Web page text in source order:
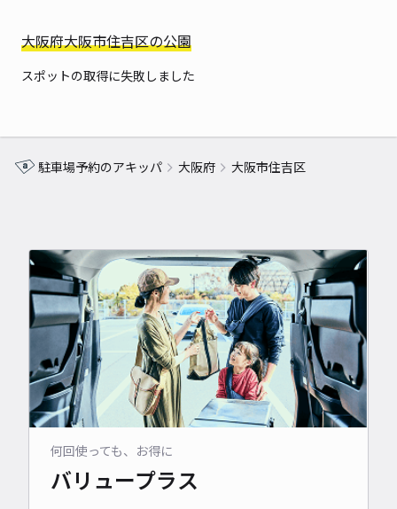
大阪府大阪市住吉区の公園
スポットの取得に失敗しました
駐車場予約のアキッパ 大阪府 大阪市住吉区
何回使っても、お得に
バリュープラス